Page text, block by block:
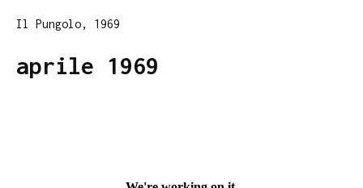
Il Pungolo, 1969
aprile 1969